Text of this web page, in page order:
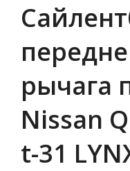
рычага
Nissan
t-31